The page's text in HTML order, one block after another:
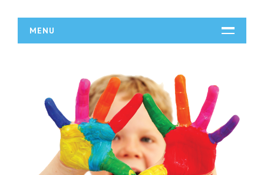
MENU
DZIAŁALNOŚĆ
Biura Rachunkowe
Doradztwo
Drukarnie
Handel
Hurtownie